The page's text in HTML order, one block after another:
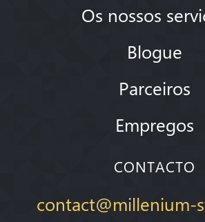
Os nossos
Blogue
Parceiros
Empregos
CONTACTO
contact@millenium-